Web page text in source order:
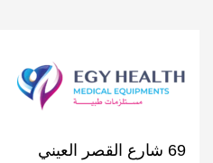
69 شارع القصر العيني